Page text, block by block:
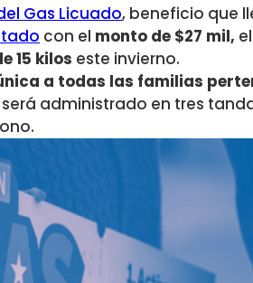
Gas Licuado, beneficio que
con el monto de $27 mil,
15 kilos este invierno.
a todas las familias
administrado en tres